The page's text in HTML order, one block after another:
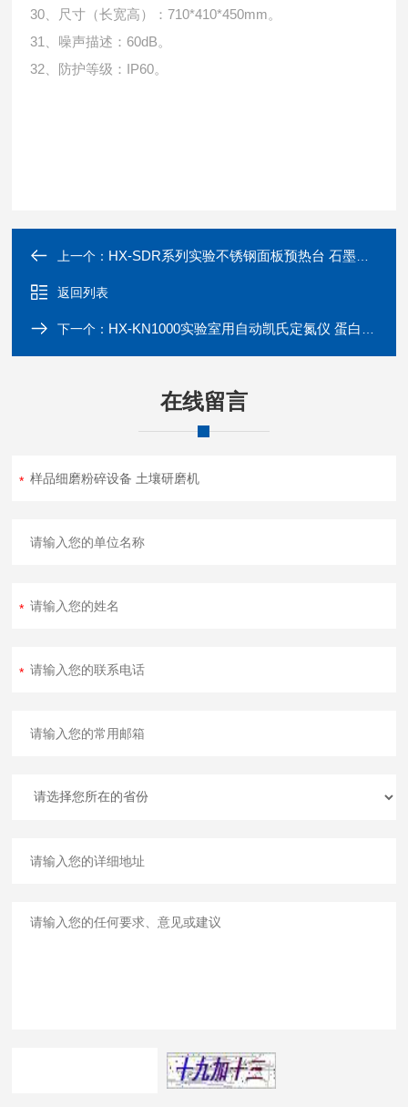
30、尺寸（长宽高）：710*410*450mm。
31、噪声描述：60dB。
32、防护等级：IP60。
上一个： HX-SDR系列实验不锈钢面板预热台 石墨电热板
返回列表
下一个： HX-KN1000实验室用自动凯氏定氮仪 蛋白质含量分析
在线留言